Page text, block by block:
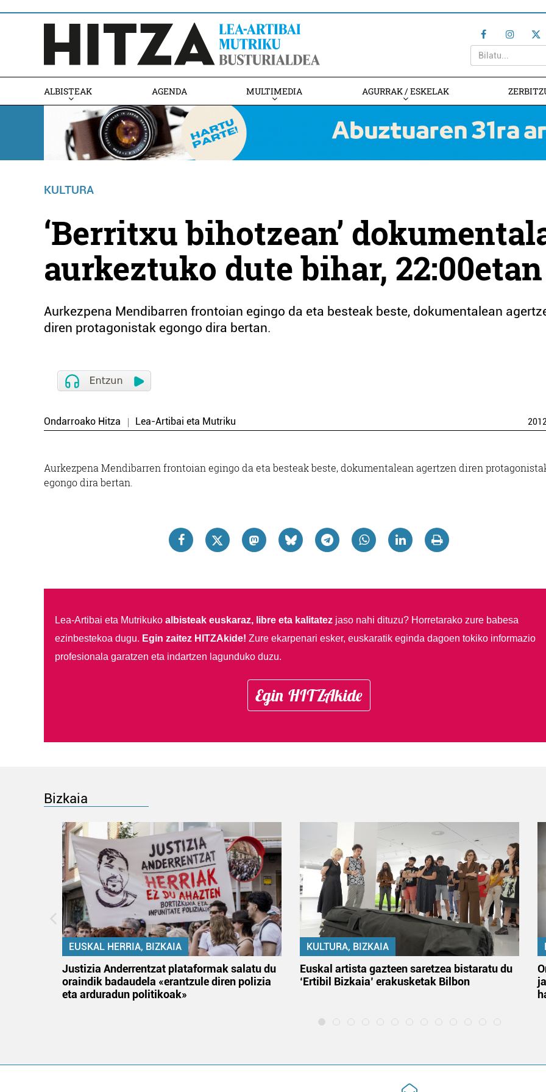
ALBISTEAK AGENDA MULTIMEDIA AGURRAK / ESKELAK
KULTURA
‘Berritxu bihotzean’
aurkeztuko dute bihar, 22:00etan
Aurkezpena Mendibarren frontoian egingo da eta besteak beste, dokumentalean
diren protagonistak egongo dira bertan.
Ondarroako Hitza Lea-Artibai eta Mutriku 2012
Aurkezpena Mendibarren frontoian egingo da eta besteak beste, dokumentalean agertzen diren
egongo dira bertan.
Lea-Artibai eta Mutrikuko albisteak euskaraz, libre eta kalitatezjaso nahi dituzu? Horretarako zure babesa
ezinbestekoa dugu. Egin zaitez HITZAkide! Zure ekarpenari esker, euskaratik eginda dagoen tokiko informazio
profesionala garatzen eta indartzen lagunduko duzu.
Egin HITZAkide
Bizkaia
EUSKAL HERRIA, BIZKAIA
Justizia Anderrentzat plataformak salatu du
oraindik badaudela «erantzule diren polizia
eta arduradun politikoak»
KULTURA, BIZKAIA
Euskal artista gazteen saretzea bistaratu du
‘Ertibil Bizkaia’ erakusketak Bilbon